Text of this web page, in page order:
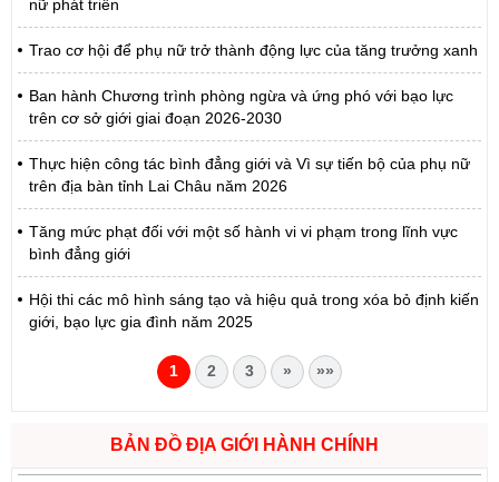
nữ phát triển
Trao cơ hội để phụ nữ trở thành động lực của tăng trưởng xanh
Ban hành Chương trình phòng ngừa và ứng phó với bạo lực
trên cơ sở giới giai đoạn 2026-2030
Thực hiện công tác bình đẳng giới và Vì sự tiến bộ của phụ nữ
trên địa bàn tỉnh Lai Châu năm 2026
Tăng mức phạt đối với một số hành vi vi phạm trong lĩnh vực
bình đẳng giới
Hội thi các mô hình sáng tạo và hiệu quả trong xóa bỏ định kiến
giới, bạo lực gia đình năm 2025
1 2 3 » »»
BẢN ĐỒ ĐỊA GIỚI HÀNH CHÍNH